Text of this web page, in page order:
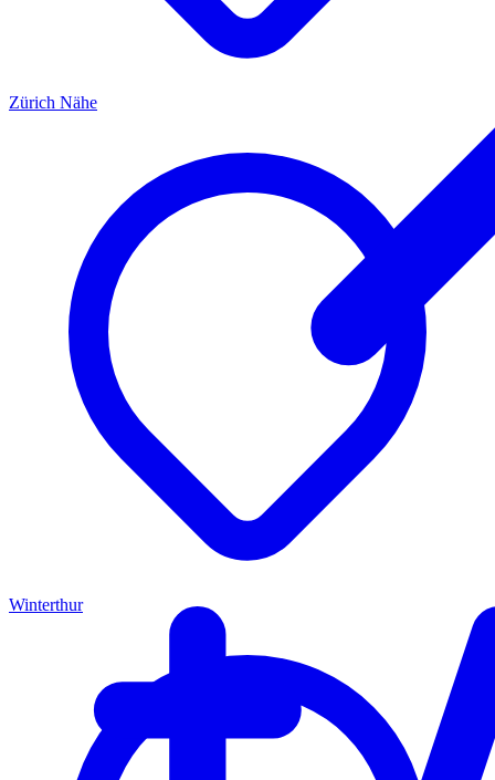
Zürich Nähe
Winterthur